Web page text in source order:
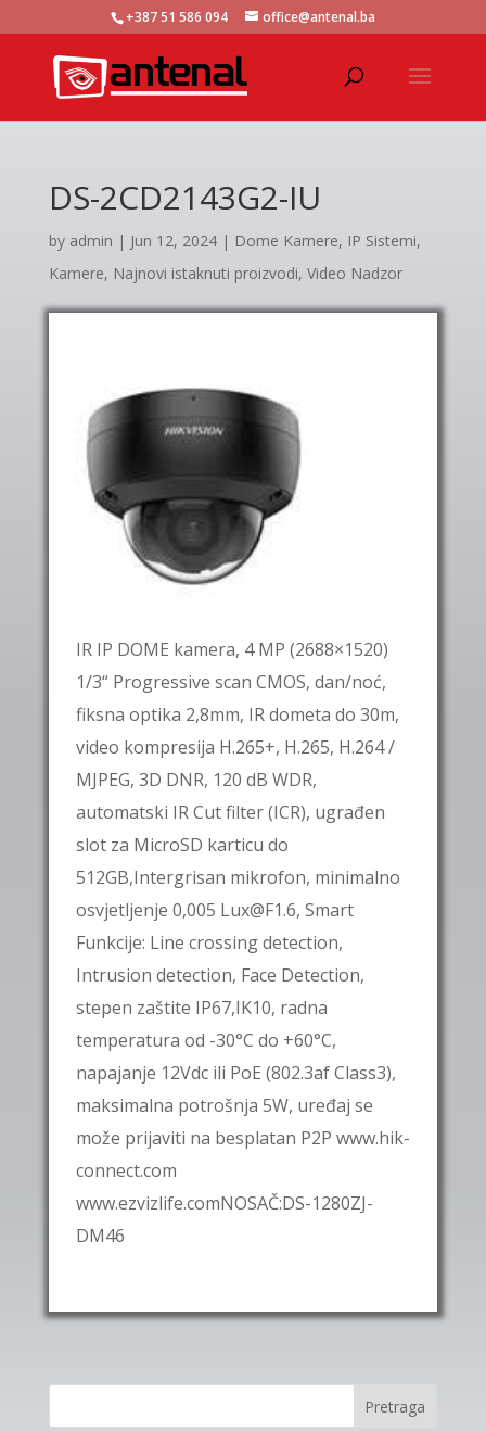
+387 51 586 094 office@antenal.ba
DS-2CD2143G2-IU
by admin | Jun 12, 2024| Dome Kamere, IP Sistemi,
Kamere, Najnovi istaknuti proizvodi, Video Nadzor
IR IP DOME kamera, 4 MP (2688×1520)
1/3“ Progressive scan CMOS, dan/noć,
fiksna optika 2,8mm, IR dometa do 30m,
video kompresija H.265+, H.265, H.264 /
MJPEG, 3D DNR, 120 dB WDR,
automatski IR Cut filter (ICR), ugrađen
slot za MicroSD karticu do
512GB,Intergrisan mikrofon, minimalno
osvjetljenje 0,005 Lux@F1.6, Smart
Funkcije: Line crossing detection,
Intrusion detection, Face Detection,
stepen zaštite IP67,IK10, radna
temperatura od -30°C do +60°C,
napajanje 12Vdc ili PoE (802.3af Class3),
maksimalna potrošnja 5W, uređaj se
može prijaviti na besplatan P2P www.hik-
connect.com
www.ezvizlife.comNOSAČ:DS-1280ZJ-
DM46
Pretraga